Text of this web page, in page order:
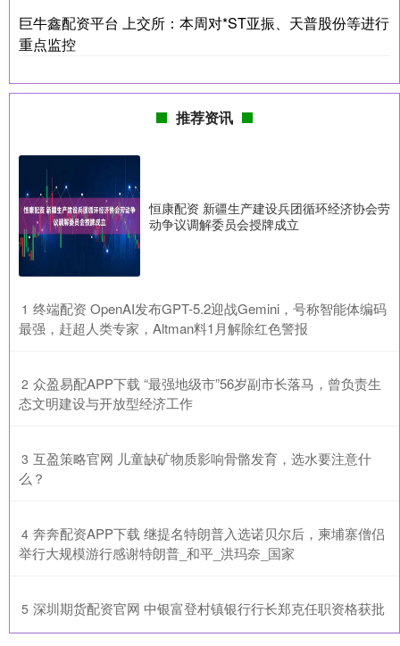
巨牛鑫配资平台 上交所：本周对*ST亚振、天普股份等进行
重点监控
推荐资讯
恒康配资 新疆生产建设兵团循环经济协会劳
动争议调解委员会授牌成立
1 ​终端配资 OpenAI发布GPT-5.2迎战Gemini，号称智能体编码
最强，赶超人类专家，Altman料1月解除红色警报
2 ​众盈易配APP下载 “最强地级市”56岁副市长落马，曾负责生
态文明建设与开放型经济工作
3 ​互盈策略官网 儿童缺矿物质影响骨骼发育，选水要注意什
么？
4 ​奔奔配资APP下载 继提名特朗普入选诺贝尔后，柬埔寨僧侣
举行大规模游行感谢特朗普_和平_洪玛奈_国家
5 ​深圳期货配资官网 中银富登村镇银行行长郑克任职资格获批